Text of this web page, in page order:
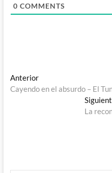
0 COMMENTS
Navegación
de
AnteriorEntrada
anterior:
Cayendo en el absurdo – El
La